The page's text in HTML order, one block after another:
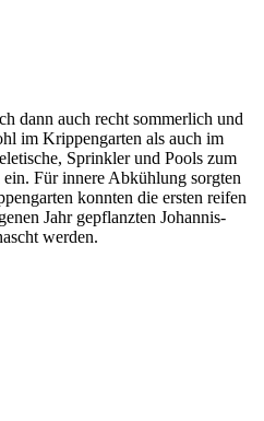
dann auch recht sommerlich und
im Krippengarten als auch im
Sprinkler und Pools zum
Für innere Abkühlung sorgten
konnten die ersten reifen
Jahr gepflanzten Johannis-
werden.